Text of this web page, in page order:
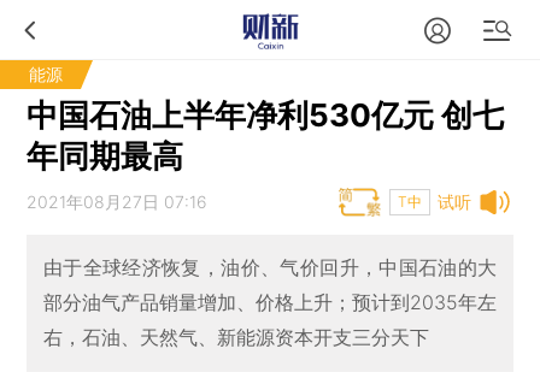
能源
中国石油上半年净利530亿元 创七
年同期最高
试听
2021年08月27日 07:16 T中
由于全球经济恢复，油价、气价回升，中国石油的大
部分油气产品销量增加、价格上升；预计到2035年左
右，石油、天然气、新能源资本开支三分天下